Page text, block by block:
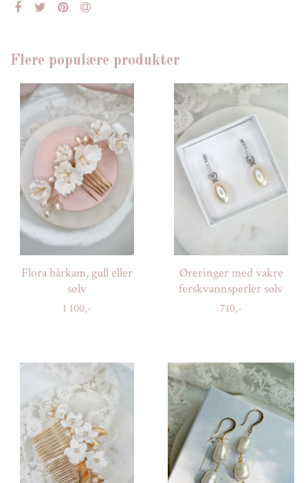
Flere populære produkter
Flora hårkam, gull eller
sølv
1 100,-
Øreringer med vakre
ferskvannsperler sølv
710,-